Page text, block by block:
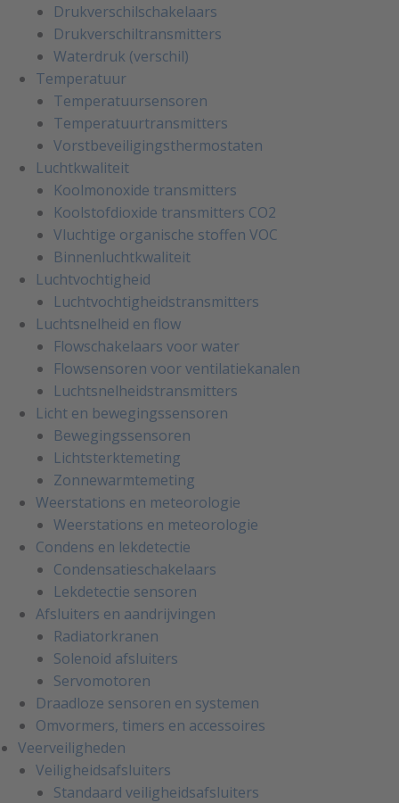
Drukverschilschakelaars
Drukverschiltransmitters
Waterdruk (verschil)
Temperatuur
Temperatuursensoren
Temperatuurtransmitters
Vorstbeveiligingsthermostaten
Luchtkwaliteit
Koolmonoxide transmitters
Koolstofdioxide transmitters CO2
Vluchtige organische stoffen VOC
Binnenluchtkwaliteit
Luchtvochtigheid
Luchtvochtigheidstransmitters
Luchtsnelheid en flow
Flowschakelaars voor water
Flowsensoren voor ventilatiekanalen
Luchtsnelheidstransmitters
Licht en bewegingssensoren
Bewegingssensoren
Lichtsterktemeting
Zonnewarmtemeting
Weerstations en meteorologie
Weerstations en meteorologie
Condens en lekdetectie
Condensatieschakelaars
Lekdetectie sensoren
Afsluiters en aandrijvingen
Radiatorkranen
Solenoid afsluiters
Servomotoren
Draadloze sensoren en systemen
Omvormers, timers en accessoires
Veerveiligheden
Veiligheidsafsluiters
Standaard veiligheidsafsluiters